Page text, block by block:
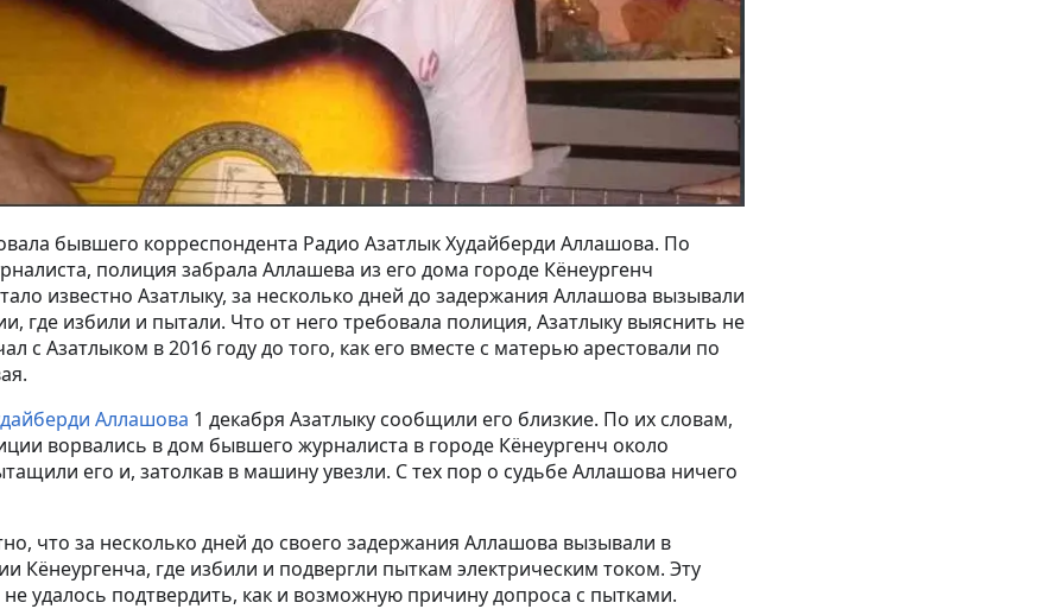
бывшего корреспондента Радио Азатлык Худайберди Аллашова. По
полиция забрала Аллашева из его дома городе Кёнеургенч
известно Азатлыку, за несколько дней до задержания Аллашова вызывали
где избили и пытали. Что от него требовала полиция, Азатлыку выяснить не
с Азатлыком в 2016 году до того, как его вместе с матерью арестовали по
Аллашова 1 декабря Азатлыку сообщили его близкие. По их словам,
ворвались в дом бывшего журналиста в городе Кёнеургенч около
его и, затолкав в машину увезли. С тех пор о судьбе Аллашова ничего
что за несколько дней до своего задержания Аллашова вызывали в
Кёнеургенча, где избили и подвергли пыткам электрическим током. Эту
удалось подтвердить, как и возможную причину допроса с пытками.